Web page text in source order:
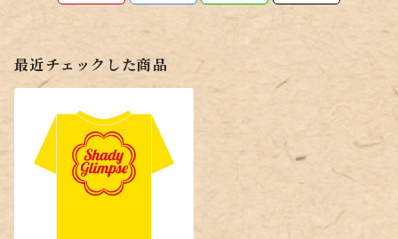
最近チェックした商品